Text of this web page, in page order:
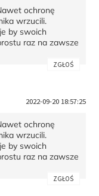
ochronę
wrzucili.
by swoich
raz na zawsze
ZGŁOŚ
2022-09-20 18:57:25
ochronę
wrzucili.
by swoich
raz na zawsze
ZGŁOŚ